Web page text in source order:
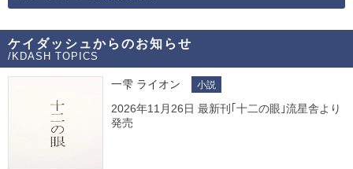
ケイダッシュからのお知らせ
/KDASH TOPICS
一雫 ライオン 小説
2026年11月26日 最新刊｢十二の眼｣流星舎より
発売